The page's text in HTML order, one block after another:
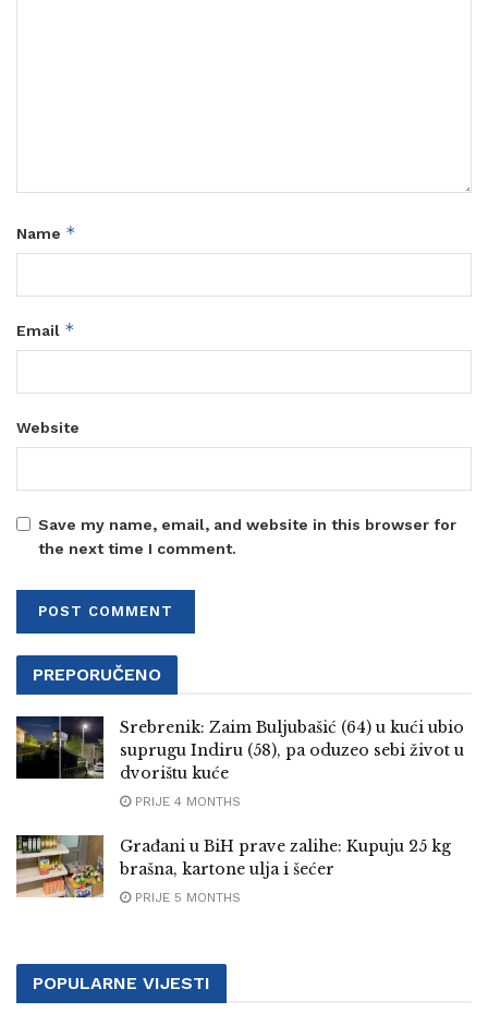
Name *
Email *
Website
Save my name, email, and website in this browser for
the next time I comment.
PREPORUČENO
Srebrenik: Zaim Buljubašić (64) u kući ubio
suprugu Indiru (58), pa oduzeo sebi život u
dvorištu kuće
PRIJE 4 MONTHS
Građani u BiH prave zalihe: Kupuju 25 kg
brašna, kartone ulja i šećer
PRIJE 5 MONTHS
POPULARNE VIJESTI